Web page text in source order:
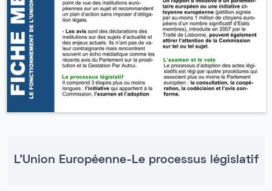
L'Union Européenne-Le processus législatif